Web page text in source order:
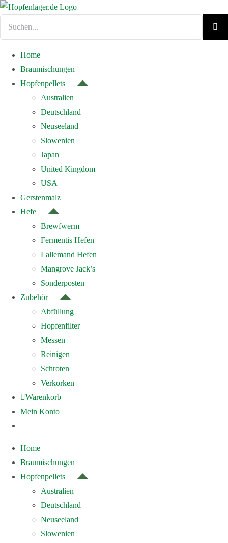
Zum
Home
Braumischungen
Hopfenpellets
Australien
Deutschland
Neuseeland
Slowenien
Japan
United Kingdom
USA
Gerstenmalz
Hefe
Brewfwerm
Fermentis Hefen
Lallemand Hefen
Mangrove Jack’s
Sonderposten
Zubehör
Abfüllung
Hopfenfilter
Messen
Reinigen
Schroten
Verkorken
Warenkorb
Mein Konto
Home
Braumischungen
Hopfenpellets
Australien
Deutschland
Neuseeland
Slowenien